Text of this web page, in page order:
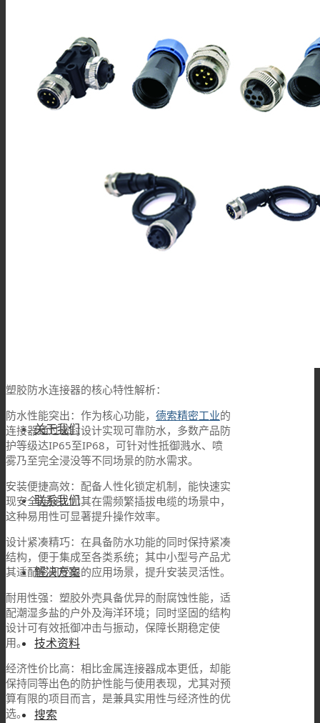
FPT16系列
FPT22系列
关于我们
联系我们
解决方案
技术资料
搜索
塑胶防水连接器的核心特性解析：
防水性能突出：作为核心功能， 德索精密工业的
连接器通过密封设计实现可靠防水，多数产品防
护等级达IP65至IP68，可针对性抵御溅水、喷
雾乃至完全浸没等不同场景的防水需求。
安装便捷高效：配备人性化锁定机制，能快速实
现安全连接，尤其在需频繁插拔电缆的场景中，
这种易用性可显著提升操作效率。
设计紧凑精巧：在具备防水功能的同时保持紧凑
结构，便于集成至各类系统；其中小型号产品尤
其适配空间受限的应用场景，提升安装灵活性。
耐用性强：塑胶外壳具备优异的耐腐蚀性能，适
配潮湿多盐的户外及海洋环境；同时坚固的结构
设计可有效抵御冲击与振动，保障长期稳定使
用。
经济性价比高：相比金属连接器成本更低，却能
保持同等出色的防护性能与使用表现，尤其对预
算有限的项目而言，是兼具实用性与经济性的优
选。